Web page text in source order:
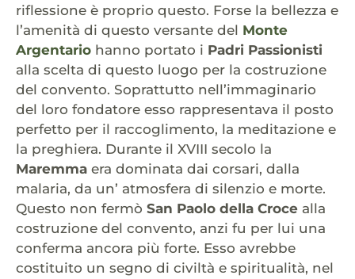
riflessione è proprio questo. Forse la bellezza e
l’amenità di questo versante del Monte
Argentario hanno portato i Padri Passionisti
alla scelta di questo luogo per la costruzione
del convento. Soprattutto nell’immaginario
del loro fondatore esso rappresentava il posto
perfetto per il raccoglimento, la meditazione e
la preghiera. Durante il XVIII secolo la
Maremma era dominata dai corsari, dalla
malaria, da un’ atmosfera di silenzio e morte.
Questo non fermò San Paolo della Croce alla
costruzione del convento, anzi fu per lui una
conferma ancora più forte. Esso avrebbe
costituito un segno di civiltà e spiritualità, nel